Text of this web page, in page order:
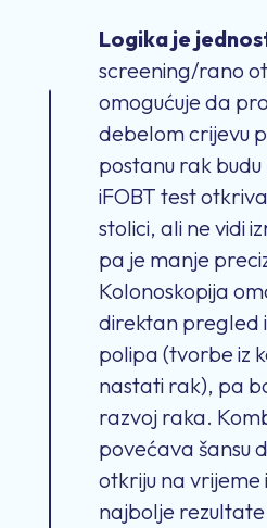
Logika je
screening/rano
omogućuje da
debelom crijevu
postanu rak
iFOBT test
stolici, ali ne vidi
pa je manje
Kolonoskopija
direktan pregled
polipa (tvorbe iz
nastati rak), pa
razvoj raka.
povećava šansu
otkriju na vrijeme
najbolje